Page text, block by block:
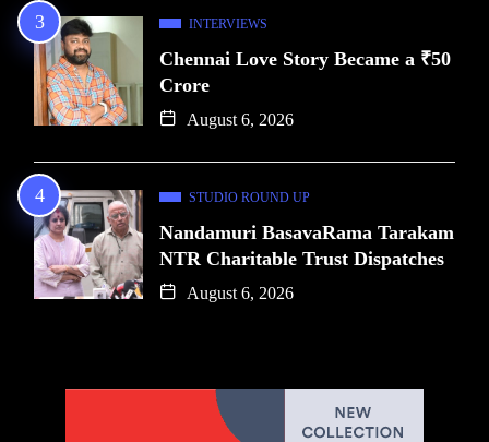
INTERVIEWS
Chennai Love Story Became a ₹50
Crore
August 6, 2026
STUDIO ROUND UP
Nandamuri BasavaRama Tarakam
NTR Charitable Trust Dispatches
August 6, 2026